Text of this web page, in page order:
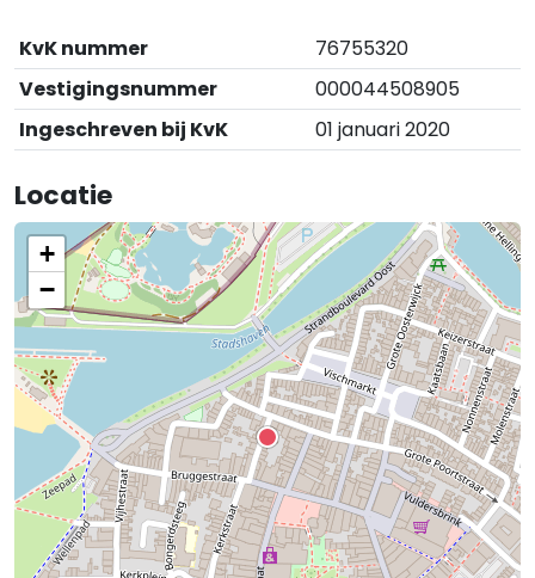
KvK nummer
76755320
Vestigingsnummer
000044508905
Ingeschreven bij KvK
01 januari 2020
Locatie
+
−